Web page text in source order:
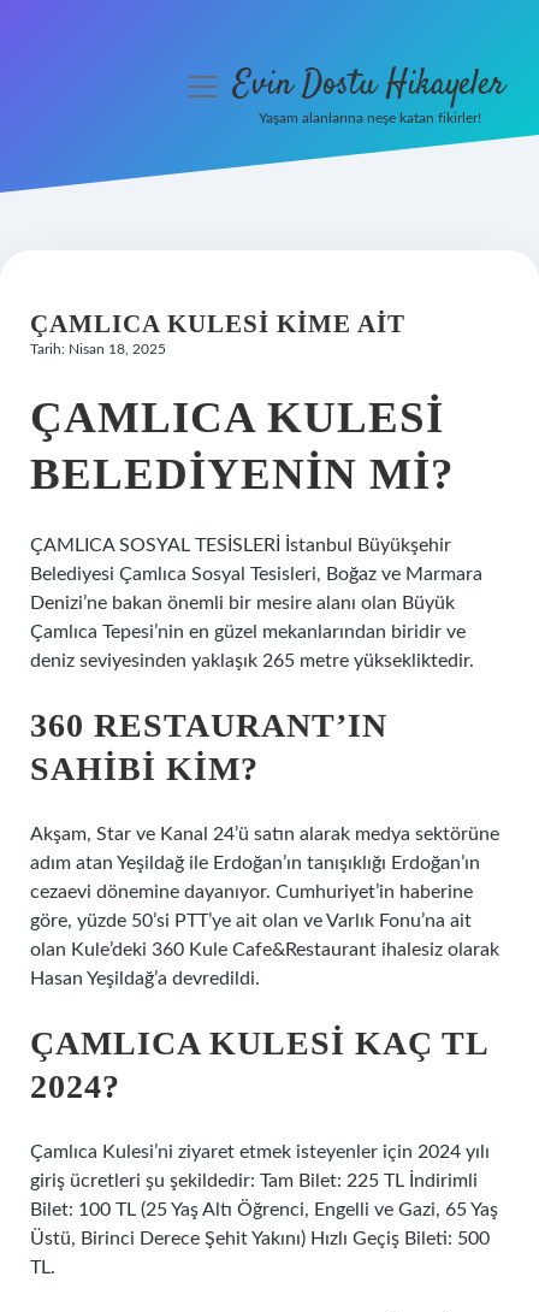
Hakkımızda
menüyüEvin Dostu Hikayeler
Yaşam alanlarına neşe katan fikirler!
ÇAMLICA KULESI KIME AIT
Tarih: Nisan 18, 2025
ÇAMLICA KULESI
BELEDIYENIN MI?
ÇAMLICA SOSYAL TESİSLERİ İstanbul Büyükşehir
Belediyesi Çamlıca Sosyal Tesisleri, Boğaz ve Marmara
Denizi’ne bakan önemli bir mesire alanı olan Büyük
Çamlıca Tepesi’nin en güzel mekanlarından biridir ve
deniz seviyesinden yaklaşık 265 metre yüksekliktedir.
360 RESTAURANT’IN
SAHIBI KIM?
Akşam, Star ve Kanal 24’ü satın alarak medya sektörüne
adım atan Yeşildağ ile Erdoğan’ın tanışıklığı Erdoğan’ın
cezaevi dönemine dayanıyor. Cumhuriyet’in haberine
göre, yüzde 50’si PTT’ye ait olan ve Varlık Fonu’na ait
olan Kule’deki 360 Kule Cafe&Restaurant ihalesiz olarak
Hasan Yeşildağ’a devredildi.
ÇAMLICA KULESI KAÇ TL
2024?
Çamlıca Kulesi’ni ziyaret etmek isteyenler için 2024 yılı
giriş ücretleri şu şekildedir: Tam Bilet: 225 TL İndirimli
Bilet: 100 TL (25 Yaş Altı Öğrenci, Engelli ve Gazi, 65 Yaş
Üstü, Birinci Derece Şehit Yakını) Hızlı Geçiş Bileti: 500
TL.